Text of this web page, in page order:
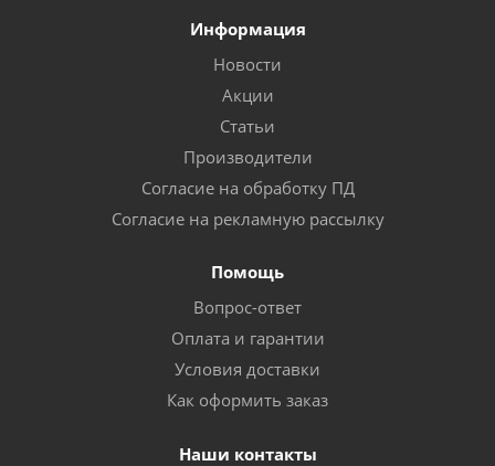
Информация
Новости
Акции
Статьи
Производители
Согласие на обработку ПД
Согласие на рекламную рассылку
Помощь
Вопрос-ответ
Оплата и гарантии
Условия доставки
Как оформить заказ
Наши контакты